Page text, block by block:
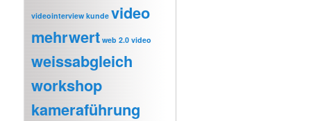
videointerview kunde video
mehrwert web 2.0 video
weissabgleich
workshop
kameraführung